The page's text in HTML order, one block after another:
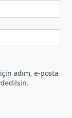
adım, e-posta